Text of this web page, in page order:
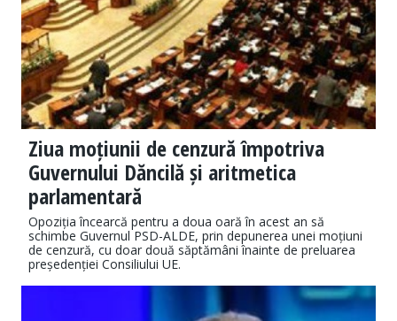
Ziua moțiunii de cenzură împotriva
Guvernului Dăncilă și aritmetica
parlamentară
Opoziția încearcă pentru a doua oară în acest an să
schimbe Guvernul PSD-ALDE, prin depunerea unei moțiuni
de cenzură, cu doar două săptămâni înainte de preluarea
președenției Consiliului UE.